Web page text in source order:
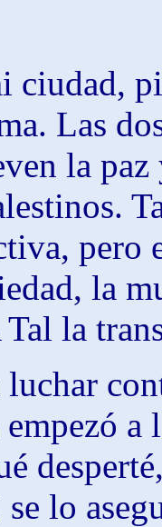
ciudad,
Las
la
pero
la
la
luchar
a
lo